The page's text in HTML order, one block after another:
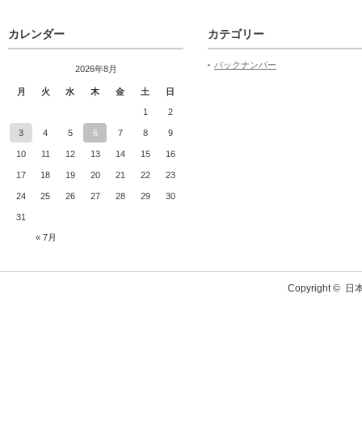
カレンダー
2026年8月
月 火 水 木 金 土 日
« 7月
1 2
3 4 5 6 7 8 9
10 11 12 13 14 15 16
17 18 19 20 21 22 23
24 25 26 27 28 29 30
31
カテゴリー
バックナンバー
Copyright © 日